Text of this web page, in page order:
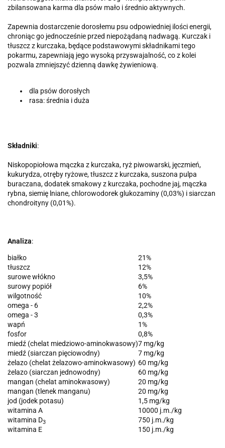
zbilansowana karma dla psów mało i średnio aktywnych.
Zapewnia dostarczenie dorosłemu psu odpowiedniej ilości energii,
chroniąc go jednocześnie przed niepożądaną nadwagą. Kurczak i
tłuszcz z kurczaka, będące podstawowymi składnikami tego
pokarmu, zapewniają jego wysoką przyswajalność, co z kolei
pozwala zmniejszyć dzienną dawkę żywieniową.
dla psów dorosłych
rasa: średnia i duża
Składniki:
Niskopopiołowa mączka z kurczaka, ryż piwowarski, jęczmień,
kukurydza, otręby ryżowe, tłuszcz z kurczaka, suszona pulpa
buraczana, dodatek smakowy z kurczaka, pochodne jaj, mączka
rybna, siemię lniane, chlorowodorek glukozaminy (0,03%) i siarczan
chondroityny (0,01%).
Analiza:
białko
21%
tłuszcz
12%
surowe włókno
3,5%
surowy popiół
6%
wilgotność
10%
omega - 6
2,2%
omega - 3
0,3%
wapń
1%
fosfor
0,8%
miedź (chelat miedziowo-aminokwasowy)7 mg/kg
miedź (siarczan pięciowodny)
7 mg/kg
żelazo (chelat żelazowo-aminokwasowy) 60 mg/kg
żelazo (siarczan jednowodny)
60 mg/kg
mangan (chelat aminokwasowy)
20 mg/kg
mangan (tlenek manganu)
20 mg/kg
jod (jodek potasu)
1,5 mg/kg
witamina A
10000 j.m./kg
witamina D3
750 j.m./kg
witamina E
150 j.m./kg